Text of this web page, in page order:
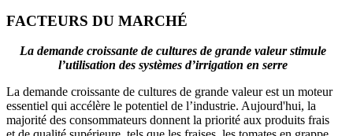
FACTEURS DU MARCHÉ
La demande croissante de cultures de grande valeur stimule
l’utilisation des systèmes d’irrigation en serre
La demande croissante de cultures de grande valeur est un moteur
essentiel qui accélère le potentiel de l’industrie. Aujourd'hui, la
majorité des consommateurs donnent la priorité aux produits frais